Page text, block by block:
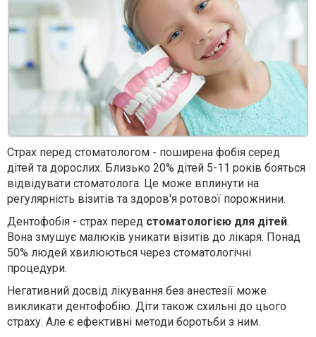
Страх перед стоматологом - поширена фобія серед
дітей та дорослих. Близько 20% дітей 5-11 років бояться
відвідувати стоматолога. Це може вплинути на
регулярність візитів та здоров'я ротової порожнини.
Дентофобія - страх перед стоматологією для дітей.
Вона змушує малюків уникати візитів до лікаря. Понад
50% людей хвилюються через стоматологічні
процедури.
Негативний досвід лікування без анестезії може
викликати дентофобію. Діти також схильні до цього
страху. Але є ефективні методи боротьби з ним.